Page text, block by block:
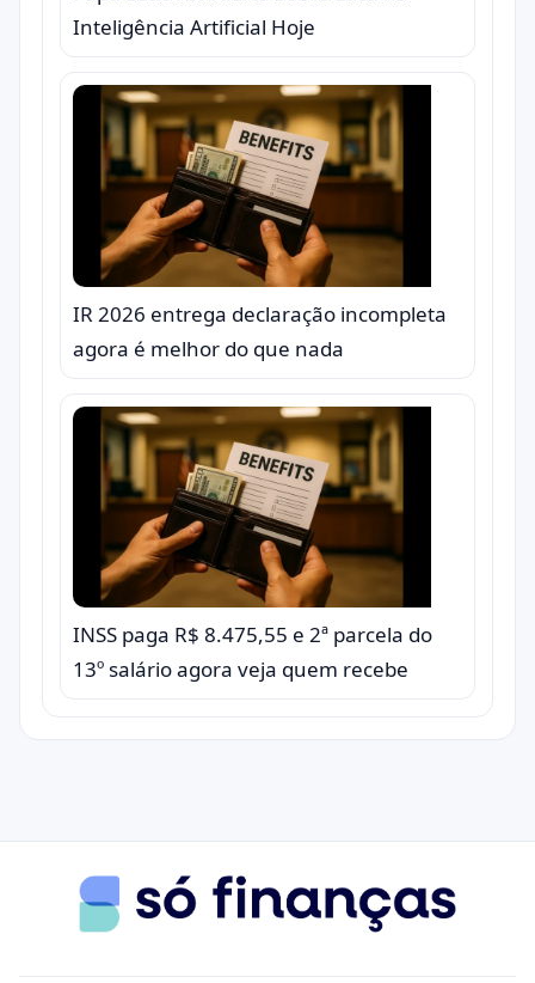
Inteligência Artificial Hoje
IR 2026 entrega declaração incompleta
agora é melhor do que nada
INSS paga R$ 8.475,55 e 2ª parcela do
13º salário agora veja quem recebe